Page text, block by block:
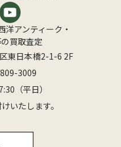
洋アンティーク・
買取査定
東日本橋2-1-6 2F
3009
（平日）
いたします。